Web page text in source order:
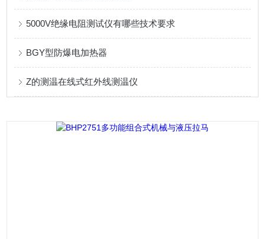
5000V绝缘电阻测试仪有哪些技术要求
BGY型防爆电加热器
Z的测温在线式红外线测温仪